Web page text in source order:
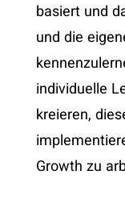
basiert und
und die
individuelle
kreieren,
Growth zu